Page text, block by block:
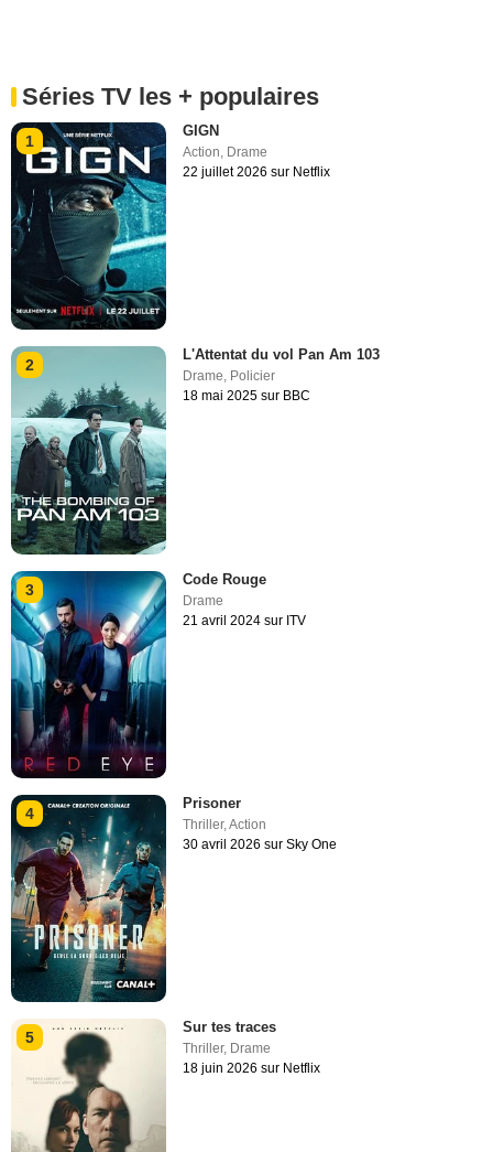
Séries TV les + populaires
1
GIGN
Action, Drame
22 juillet 2026 sur Netflix
2
L'Attentat du vol Pan Am 103
Drame, Policier
18 mai 2025 sur BBC
3
Code Rouge
Drame
21 avril 2024 sur ITV
4
Prisoner
Thriller,Action
30 avril 2026 sur Sky One
5
Sur tes traces
Thriller, Drame
18 juin 2026 sur Netflix